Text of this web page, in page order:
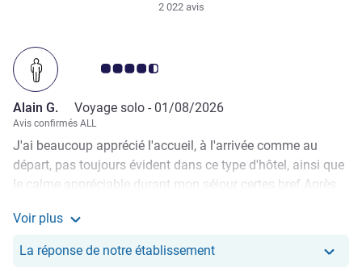
2 022 avis
Note Avis clients 4.5/5
Alain G. Voyage solo - 01/08/2026
Avis confirmés ALL
J'ai beaucoup apprécié l'accueil, à l'arrivée comme au
départ, pas toujours évident dans ce type d'hôtel, ainsi que
le calme appréciable durant mon séjour certes bref.Après
laisser mon bagage à une consigne GRATUITE
contrairement à un autre Ibis Budget parisien que je
fréquente aussi épisodiquement... Moins positif: l'absence
Voir plus
La réponse de notre établissementNotre hôtel a repondu au